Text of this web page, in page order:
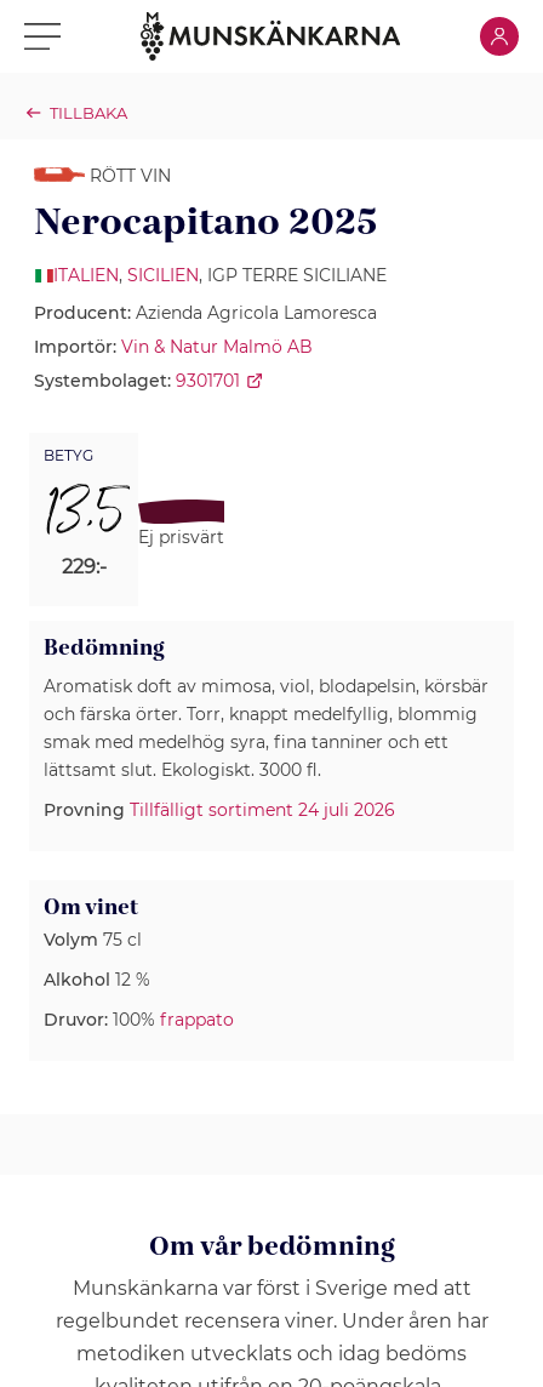
Klicka för meny Klicka
TILLBAKA
RÖTT VIN
Nerocapitano 2025
ITALIEN, SICILIEN, IGP TERRE SICILIANE
Producent: Azienda Agricola Lamoresca
Importör: Vin & Natur Malmö AB
Systembolaget: 9301701
BETYG
13,5
229:-
Ej prisvärt
Bedömning
Aromatisk doft av mimosa, viol, blodapelsin, körsbär
och färska örter. Torr, knappt medelfyllig, blommig
smak med medelhög syra, fina tanniner och ett
lättsamt slut. Ekologiskt. 3000 fl.
Provning Tillfälligt sortiment 24 juli 2026
Om vinet
Volym 75 cl
Alkohol 12 %
Druvor: 100% frappato
Om vår bedömning
Munskänkarna var först i Sverige med att
regelbundet recensera viner. Under åren har
metodiken utvecklats och idag bedöms